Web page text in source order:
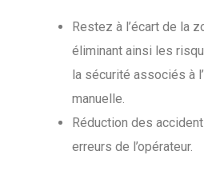
Restez à l’écart de la
éliminant ainsi les
la sécurité associés à
manuelle.
Réduction des
erreurs de l’opérateur.